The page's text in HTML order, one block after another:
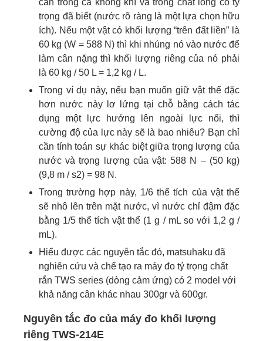
cân trong cả không khí và trong chất lỏng có tỷ
trọng đã biết (nước rõ ràng là một lựa chọn hữu
ích). Nếu một vật có khối lượng “trên đất liền” là
60 kg (W = 588 N) thì khi nhúng nó vào nước để
làm cân nặng thì khối lượng riêng của nó phải
là 60 kg / 50 L = 1,2 kg / L.
Trong ví dụ này, nếu bạn muốn giữ vật thể đặc
hơn nước này lơ lửng tại chỗ bằng cách tác
dụng một lực hướng lên ngoài lực nổi, thì
cường độ của lực này sẽ là bao nhiêu? Bạn chỉ
cần tính toán sự khác biệt giữa trọng lượng của
nước và trọng lượng của vật: 588 N – (50 kg)
(9,8 m / s2) = 98 N.
Trong trường hợp này, 1/6 thể tích của vật thể
sẽ nhô lên trên mặt nước, vì nước chỉ đậm đặc
bằng 1/5 thể tích vật thể (1 g / mL so với 1,2 g /
mL).
Hiểu được các nguyên tắc đó, matsuhaku đã
nghiên cứu và chế tạo ra máy đo tỷ trọng chất
rắn TWS series (dòng cảm ứng) có 2 model với
khả năng cân khác nhau 300gr và 600gr.
Nguyên tắc đo của máy đo khối lượng
riêng TWS-214E